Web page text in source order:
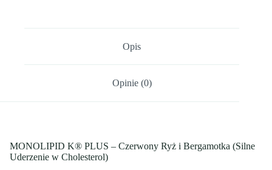
Opis
Opinie (0)
MONOLIPID K® PLUS – Czerwony Ryż i Bergamotka (Silne
Uderzenie w Cholesterol)